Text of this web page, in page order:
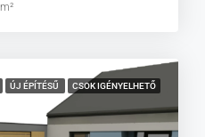
m²
ÚJ ÉPÍTÉSŰ CSOK IGÉNYELHETŐ